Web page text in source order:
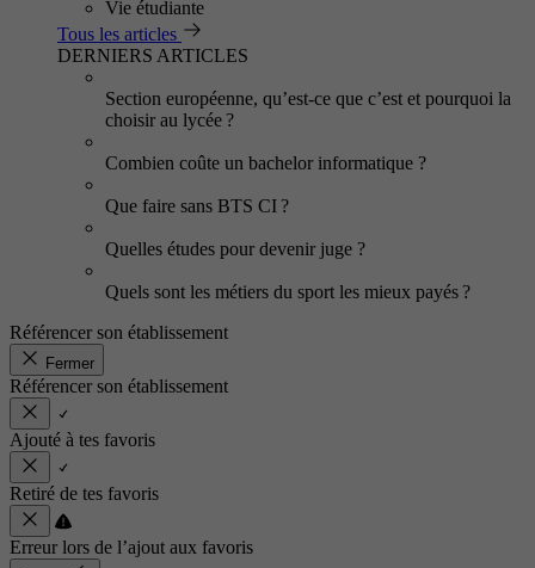
Vie étudiante
Tous les articles
DERNIERS ARTICLES
Section européenne, qu’est-ce que c’est et pourquoi la
choisir au lycée ?
Combien coûte un bachelor informatique ?
Que faire sans BTS CI ?
Quelles études pour devenir juge ?
Quels sont les métiers du sport les mieux payés ?
Référencer son établissement
Fermer
Référencer son établissement
Ajouté à tes favoris
Retiré de tes favoris
Erreur lors de l’ajout aux favoris